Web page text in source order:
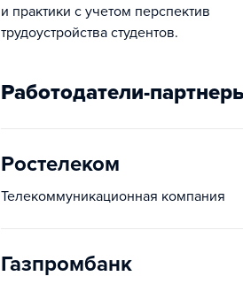
и практики с учетом перспектив
трудоустройства студентов.
Работодатели-
Ростелеком
Телекоммуникационная компания
Газпромбанк